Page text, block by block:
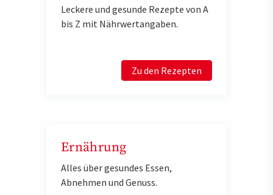
Leckere und gesunde Rezepte von A
bis Z mit Nährwertangaben.
Zu den Rezepten
Ernährung
Alles über gesundes Essen,
Abnehmen und Genuss.